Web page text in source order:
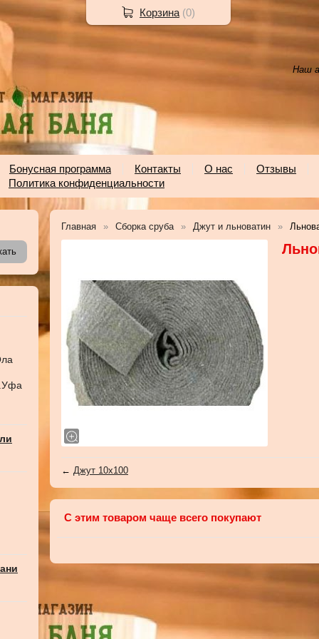
Наш
Бонусная программа Контакты О нас
Отзывы
Политика конфиденциальности
Главная Сборка сруба Джут и льноватин
← Джут 10х100
С этим товаром чаще всего покупают
Корзина (0)